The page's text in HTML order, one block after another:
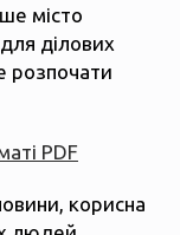
місто
ділових
розпочати
PDF
корисна